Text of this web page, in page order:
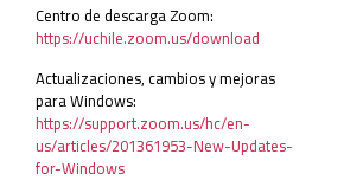
Centro de descarga Zoom:
https://uchile.zoom.us/download
Actualizaciones, cambios y mejoras
para Windows:
https://support.zoom.us/hc/en-
us/articles/201361953-New-Updates-
for-Windows